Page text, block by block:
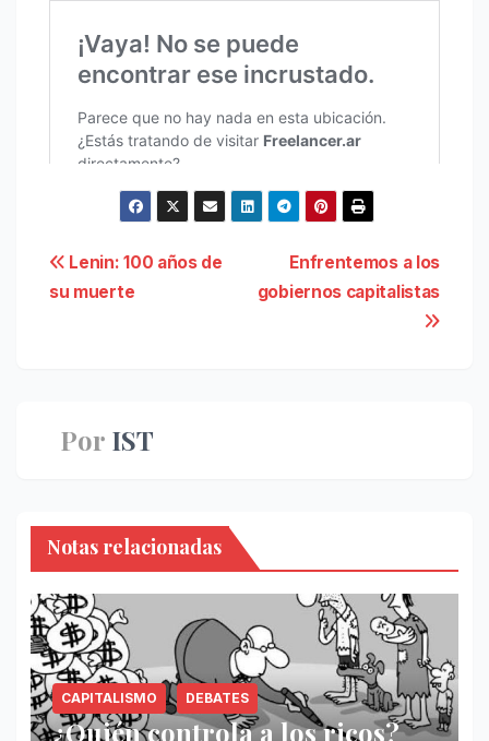
Navegación
de
Enfrentemos a los
gobiernos capitalistas
Lenin: 100 años de
su muerte
Por IST
Notas relacionadas
CAPITALISMO DEBATES
¿Quién controla a los ricos?